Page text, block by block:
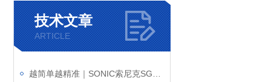
技术文章
ARTICLE